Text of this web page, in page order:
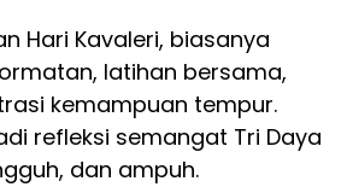
Hari Kavaleri, biasanya
latihan bersama,
kemampuan tempur.
refleksi semangat Tri Daya
dan ampuh.